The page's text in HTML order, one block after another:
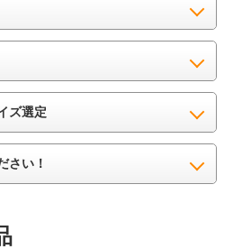
ズ選定
さい！